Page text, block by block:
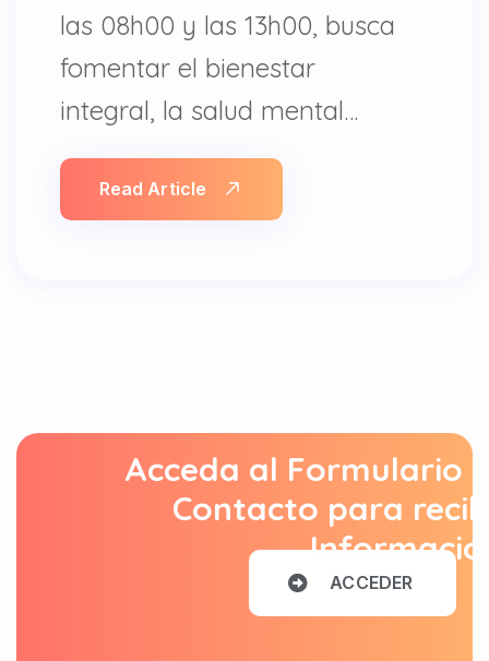
las 08h00 y las 13h00, busca
fomentar el bienestar
integral, la salud mental…
Read Article
Acceda al Formulario
Contacto para
ACCEDER